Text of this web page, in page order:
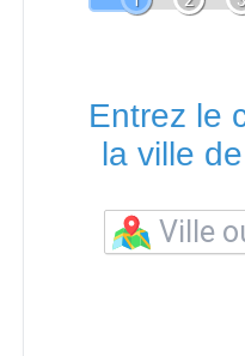
Entrez le
la ville